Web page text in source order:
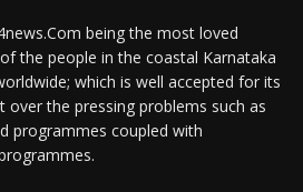
being the most loved
the people in the coastal Karnataka
which is well accepted for its
over the pressing problems such as
programmes coupled with